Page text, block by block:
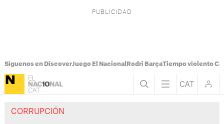
Síguenos en DiscoverJuego El Nacional Rodri BarçaTiempo violento
CORRUPCIÓN